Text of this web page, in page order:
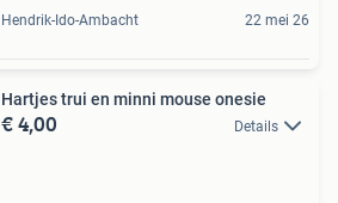
Hendrik-Ido-Ambacht 22 mei 26
Hartjes trui en minni mouse onesie
€ 4,00 Details